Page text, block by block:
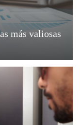
más valiosas